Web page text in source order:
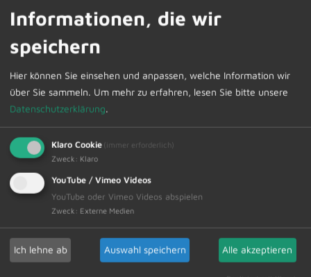
Halloween im Jugendtreff
Am Freitag, den 31.10.2025 findet von 17.30 bis 21.00
schaurigen Snacks und einer unheimlichen
Überraschung feiern wir Halloween im Jugendtreff.
Trau dich, schau vorbei!
einrichtungen/jugendtreff.html&nbsp
Informationen, die wir
speichern
Hier können Sie einsehen und anpassen, welche Information wir
über Sie sammeln. Um mehr zu erfahren, lesen Sie bitte unsere
Datenschutzerklärung.
Klaro Cookie (immer erforderlich)
Zweck : Klaro
YouTube / Vimeo Videos
YouTube oder Vimeo Videos abspielen
Zweck : Externe Medien
Ich lehne ab Auswahl speichern Alle akzeptieren